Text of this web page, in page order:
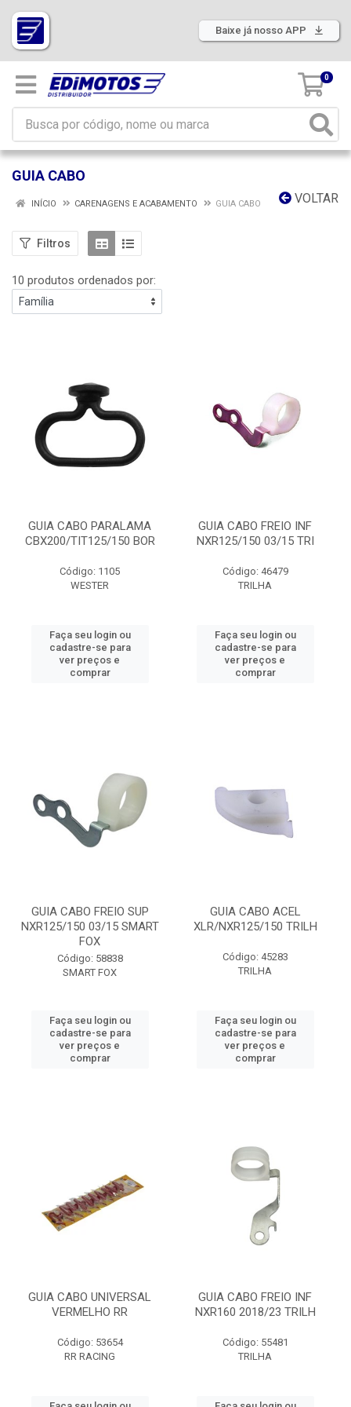
Baixe já nosso APP
0
GUIA CABO
VOLTAR
INÍCIO CARENAGENS E ACABAMENTO GUIA CABO
Filtros
10 produtos ordenados por:
GUIA CABO PARALAMA
CBX200/TIT125/150 BOR
Código: 1105
WESTER
Faça seu login ou
cadastre-se para
ver preços e
comprar
GUIA CABO FREIO INF
NXR125/150 03/15 TRI
Código: 46479
TRILHA
Faça seu login ou
cadastre-se para
ver preços e
comprar
GUIA CABO FREIO SUP
NXR125/150 03/15 SMART
FOX
Código: 58838
SMART FOX
Faça seu login ou
cadastre-se para
ver preços e
comprar
GUIA CABO ACEL
XLR/NXR125/150 TRILH
Código: 45283
TRILHA
Faça seu login ou
cadastre-se para
ver preços e
comprar
GUIA CABO UNIVERSAL
VERMELHO RR
Código: 53654
RR RACING
GUIA CABO FREIO INF
NXR160 2018/23 TRILH
Código: 55481
TRILHA